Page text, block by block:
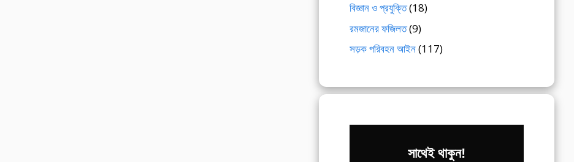
বিজ্ঞান ও প্রযুক্তি(18)
রমজানের ফজিলত(9)
সড়ক পরিবহন আইন(117)
সাথেই থাকুন!